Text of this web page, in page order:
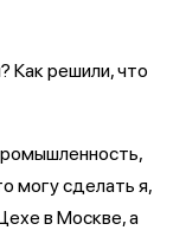
Как решили, что
могу сделать я,
в Москве, а